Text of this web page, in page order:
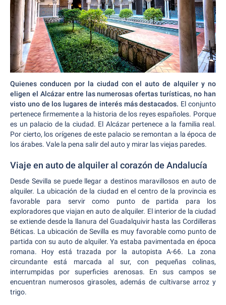
Quienes conducen por la ciudad con el auto de alquiler y no
eligen el Alcázar entre las numerosas ofertas turísticas, no han
visto uno de los lugares de interés más destacados. El conjunto
pertenece firmemente a la historia de los reyes españoles. Porque
es un palacio de la ciudad. El Alcázar pertenece a la familia real.
Por cierto, los orígenes de este palacio se remontan a la época de
los árabes. Vale la pena salir del auto y mirar las viejas paredes.
Viaje en auto de alquiler al corazón de Andalucía
Desde Sevilla se puede llegar a destinos maravillosos en auto de
alquiler. La ubicación de la ciudad en el centro de la provincia es
favorable para servir como punto de partida para los
exploradores que viajan en auto de alquiler. El interior de la ciudad
se extiende desde la llanura del Guadalquivir hasta las Cordilleras
Béticas. La ubicación de Sevilla es muy favorable como punto de
partida con su auto de alquiler. Ya estaba pavimentada en época
romana. Hoy está trazada por la autopista A-66. La zona
circundante está marcada al sur, con pequeñas colinas,
interrumpidas por superficies arenosas. En sus campos se
encuentran numerosos girasoles, además de cultivarse arroz y
trigo.